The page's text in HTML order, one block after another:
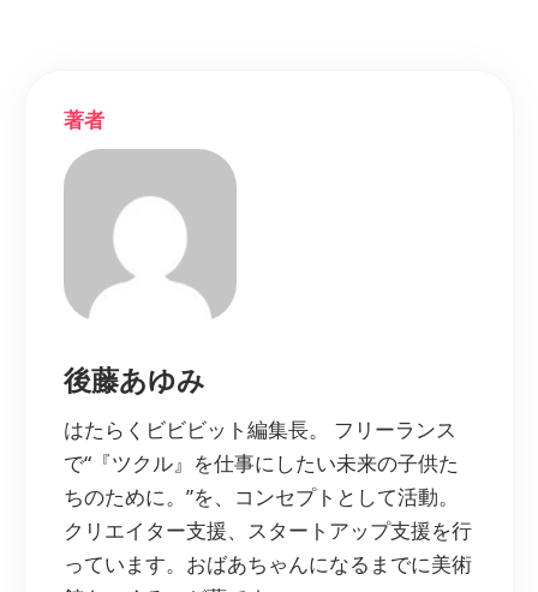
著者
後藤あゆみ
はたらくビビビット編集長。 フリーランス
で“『ツクル』を仕事にしたい未来の子供た
ちのために。”を、コンセプトとして活動。
クリエイター支援、スタートアップ支援を行
っています。おばあちゃんになるまでに美術